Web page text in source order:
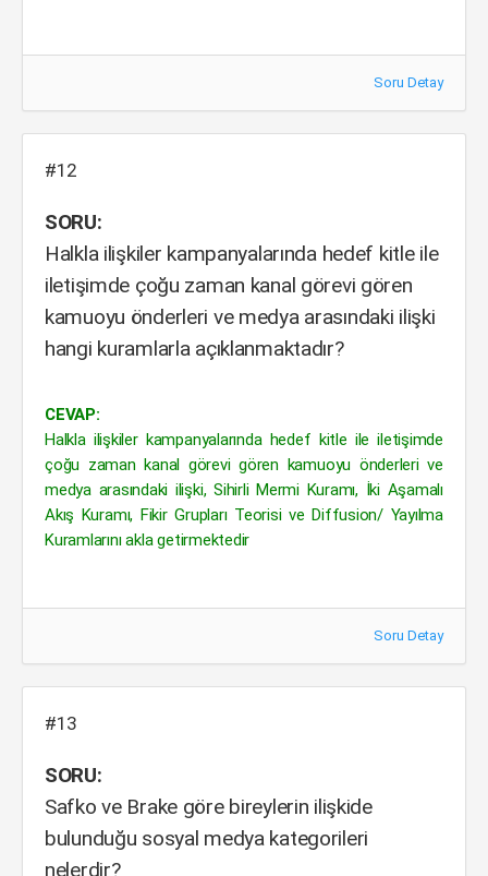
Soru Detay
#12
SORU:
Halkla ilişkiler kampanyalarında hedef kitle ile
iletişimde çoğu zaman kanal görevi gören
kamuoyu önderleri ve medya arasındaki ilişki
hangi kuramlarla açıklanmaktadır?
CEVAP:
Halkla ilişkiler kampanyalarında hedef kitle ile iletişimde
çoğu zaman kanal görevi gören kamuoyu önderleri ve
medya arasındaki ilişki, Sihirli Mermi Kuramı, İki Aşamalı
Akış Kuramı, Fikir Grupları Teorisi ve Diffusion/ Yayılma
Kuramlarını akla getirmektedir
Soru Detay
#13
SORU:
Safko ve Brake göre bireylerin ilişkide
bulunduğu sosyal medya kategorileri
nelerdir?